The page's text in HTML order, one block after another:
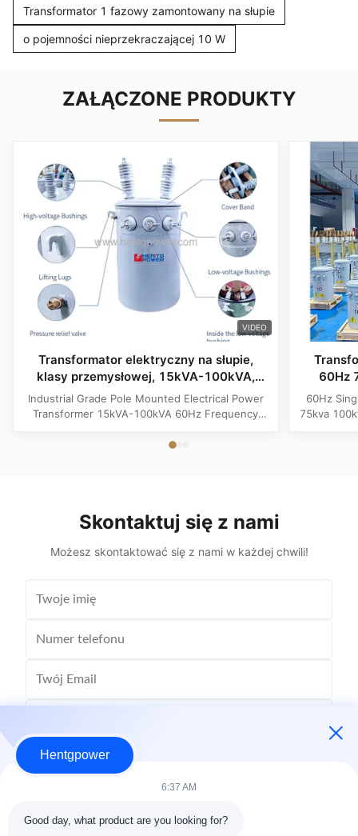
Transformator 1 fazowy zamontowany na słupie
o pojemności nieprzekraczającej 10 W
ZAŁĄCZONE PRODUKTY
VIDEO
Transformator elektryczny na słupie,
klasy przemysłowej, 15kVA-100kVA,
częstotliwość 60Hz
Industrial Grade Pole Mounted Electrical Power
Transformer 15kVA-100kVA 60Hz Frequency
Frequency 60Hz Phase Single Phase Application
60Hz
60Hz
75kva
Skontaktuj się z nami
Możesz skontaktować się z nami w każdej chwili!
Hentgpower
6:37 AM
Good day, what product are you looking for?